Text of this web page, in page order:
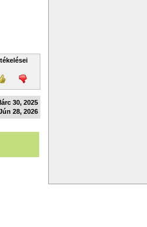
30, 2025
28, 2026